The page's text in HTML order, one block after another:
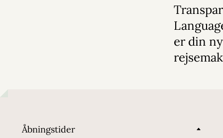
er din
Åbningstider